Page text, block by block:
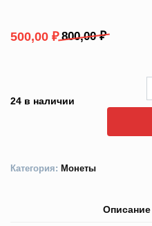
800,00₽
Первоначальная
500,00 ₽
Текущая
24 в наличии
Категория: Монеты
Описание